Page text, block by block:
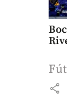
share